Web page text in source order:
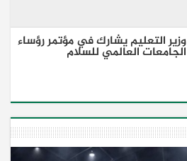
وزير التعليم يشارك في مؤتمر رؤساء
الجامعات العالمي للسلام